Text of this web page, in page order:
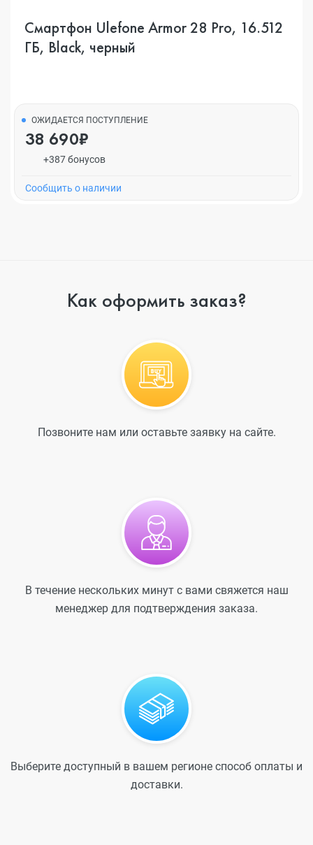
Смартфон Ulefone Armor 28 Pro, 16.512
ГБ, Black, черный
ОЖИДАЕТСЯ ПОСТУПЛЕНИЕ
38 690₽
+387 бонусов
Cообщить о наличии
Как оформить заказ?
Позвоните нам или оставьте заявку на сайте.
В течение нескольких минут с вами свяжется наш
менеджер для подтверждения заказа.
Выберите доступный в вашем регионе способ оплаты и
доставки.